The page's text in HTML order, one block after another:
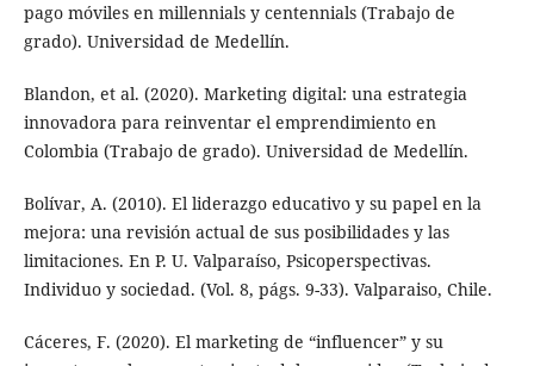
pago móviles en millennials y centennials (Trabajo de
grado). Universidad de Medellín.
Blandon, et al. (2020). Marketing digital: una estrategia
innovadora para reinventar el emprendimiento en
Colombia (Trabajo de grado). Universidad de Medellín.
Bolívar, A. (2010). El liderazgo educativo y su papel en la
mejora: una revisión actual de sus posibilidades y las
limitaciones. En P. U. Valparaíso, Psicoperspectivas.
Individuo y sociedad. (Vol. 8, págs. 9-33). Valparaiso, Chile.
Cáceres, F. (2020). El marketing de “influencer” y su